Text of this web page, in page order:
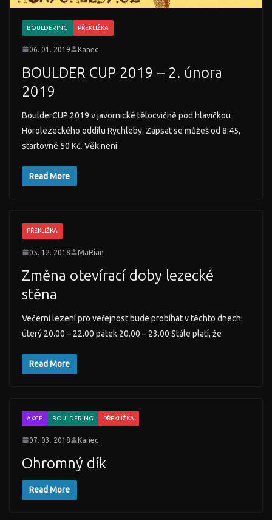
BOULDERING PŘEKLIŽKA
06. 01. 2019 Kanec
BOULDER CUP 2019 – 2. února
2019
BoulderCUP 2019 v javornické tělocvičně pod hlavičkou
Horolezeckého oddílu Rychleby. Zapsat se můžeš od 8:45,
startovné 50 Kč. Věk není
Read More
PŘEKLIŽKA
05. 12. 2018 MaRian
Změna otevírací doby lezecké
stěna
Večerní lezení pro veřejnost bude probíhat v těchto dnech:
úterý 20.00 – 22.00 pátek 20.00 – 23.00 Stále platí, že
Read More
AKCE BOULDERING PŘEKLIŽKA
07. 03. 2018 Kanec
Ohromný dík
Read More